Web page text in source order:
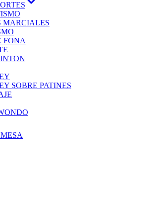
MARCIALES
FONA
SOBRE PATINES